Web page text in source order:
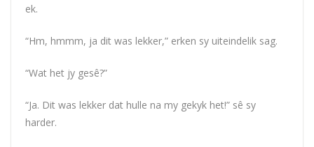
ek.
“Hm, hmmm, ja dit was lekker,” erken sy uiteindelik sag.
“Wat het jy gesê?”
“Ja. Dit was lekker dat hulle na my gekyk het!” sê sy
harder.